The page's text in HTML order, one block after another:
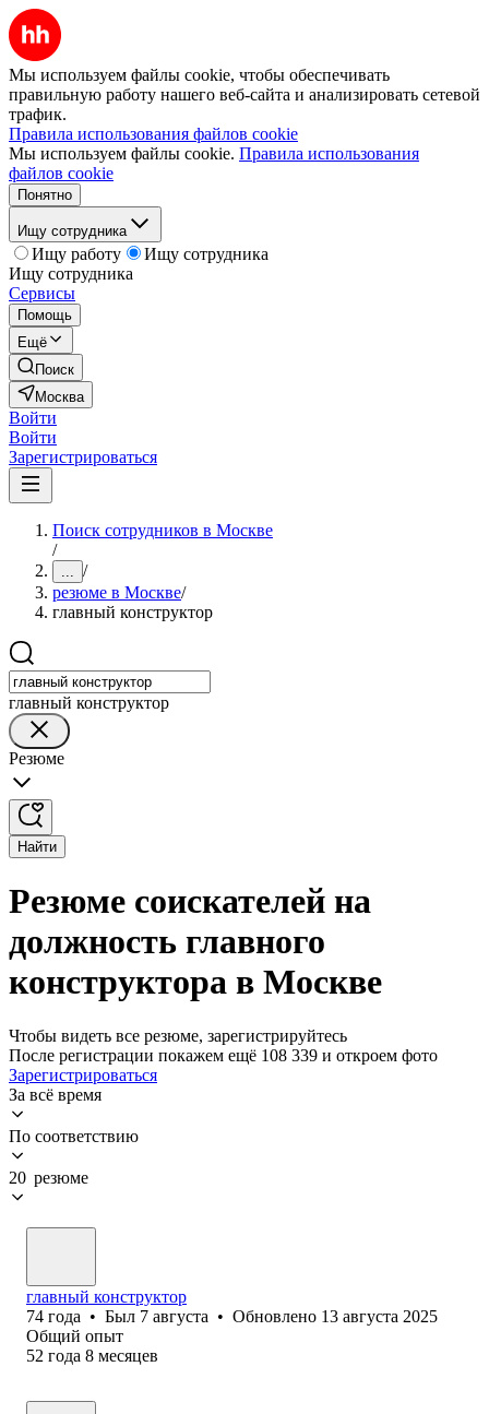
Мы используем файлы cookie, чтобы обеспечивать
правильную работу нашего веб-сайта и анализировать сетевой
трафик.
Правила использования файлов cookie
Мы используем файлы cookie. Правила использования
файлов cookie
Понятно
Ищу сотрудника
Ищу работу
Ищу сотрудника
Ищу сотрудника
Сервисы
Помощь
Ещё
Поиск
Москва
Войти
Войти
Зарегистрироваться
Поиск сотрудников в Москве
/
... /
резюме в Москве/
главный конструктор
главный конструктор
Резюме
Найти
Резюме соискателей на
должность главного
конструктора в Москве
Чтобы видеть все резюме, зарегистрируйтесь
После регистрации покажем ещё 108 339 и откроем фото
Зарегистрироваться
За всё время
По соответствию
20 резюме
главный конструктор
74 года • Был 7 августа • Обновлено 13 августа 2025
Общий опыт
52 года 8 месяцев